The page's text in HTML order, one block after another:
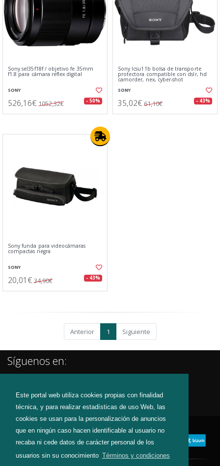
Este portal web utiliza cookies propias con finalidad
técnica, y para realizar estadísticas de uso Web, las
cookies se usan para la personalización de anuncios
que en ningún caso hacen identificable al usuario no
recaba ni cede datos de carácter personal de los
usuarios sin su conocimiento Términos y condiciones
Sony sel35f18f / objetivo fe 35mm
f1.8 para cámara reflex digital
SONY
526,16€ 1052,32€ - 50%
Sony lcsu11b bolsa de transporte
protectora compatible con dslr, hd
camorder, nex, cyber-shot
SONY
35,02€ 61,10€ - 43%
Sony funda para videocámaras
compactas negra
SONY
20,01€ 34,90€ - 43%
Anterior 1 Siguiente
Síguenos en: